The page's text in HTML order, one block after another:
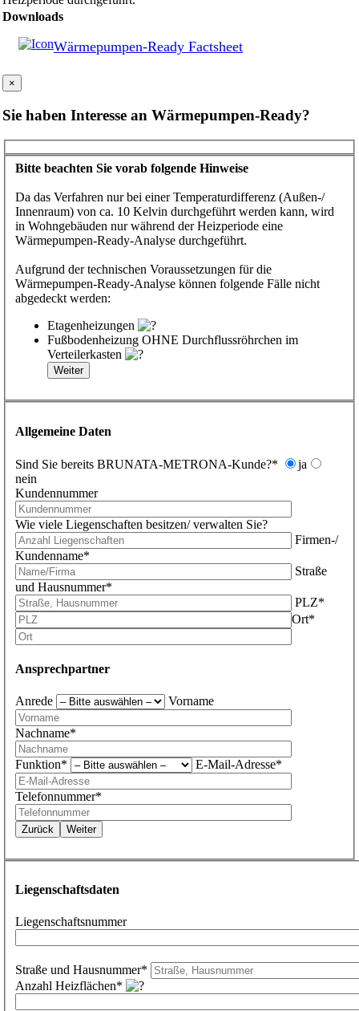
Downloads
Wärmepumpen-Ready Factsheet
×
Sie haben Interesse an Wärmepumpen-Ready?
Bitte beachten Sie vorab folgende Hinweise
Da das Verfahren nur bei einer Temperaturdifferenz (Außen-/
Innenraum) von ca. 10 Kelvin durchgeführt werden kann, wird
in Wohngebäuden nur während der Heizperiode eine
Aufgrund der technischen Voraussetzungen für die
Wärmepumpen-Ready-Analyse können folgende Fälle nicht
abgedeckt werden:
Etagenheizungen
Fußbodenheizung OHNE Durchflussröhrchen im
Verteilerkasten
Weiter
Allgemeine Daten
Sind Sie bereits BRUNATA-METRONA-Kunde?*
ja
nein
Kundennummer
Wie viele Liegenschaften besitzen/ verwalten Sie?
Firmen-/
Kundenname*
Straße
und Hausnummer*
PLZ*
Ort*
Ansprechpartner
Anrede Vorname
Nachname*
Funktion* E-Mail-Adresse*
Telefonnummer*
Zurück Weiter
Liegenschaftsdaten
Liegenschaftsnummer
Straße und Hausnummer*
Anzahl Heizflächen*